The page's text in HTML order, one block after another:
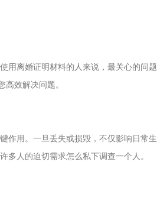
用离婚证明材料的人来说，最关心的问题
效解决问题。
作用。一旦丢失或损毁，不仅影响日常生
多人的迫切需求怎么私下调查一个人。